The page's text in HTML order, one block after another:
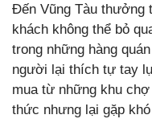
Đến Vũng Tàu thưởng
khách không thể bỏ
trong những hàng
người lại thích tự tay
mua từ những khu
thức nhưng lại gặp